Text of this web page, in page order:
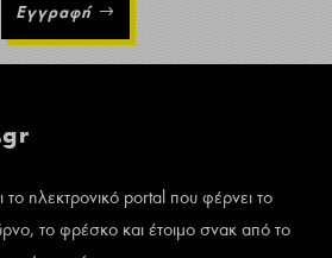
Εγγραφή
το ηλεκτρονικό portal που φέρνει το
το φρέσκο και έτοιμο σνακ από το